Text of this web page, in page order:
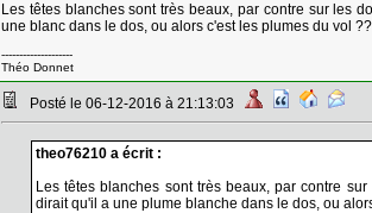
Les têtes blanches sont très beaux, par contre sur les
une blanc dans le dos, ou alors c'est les plumes du vol ??
--------------------
Théo Donnet
Posté le 06-12-2016 à 21:13:03
theo76210 a écrit :
Les têtes blanches sont très beaux, par contre
dirait qu'il a une plume blanche dans le dos, ou